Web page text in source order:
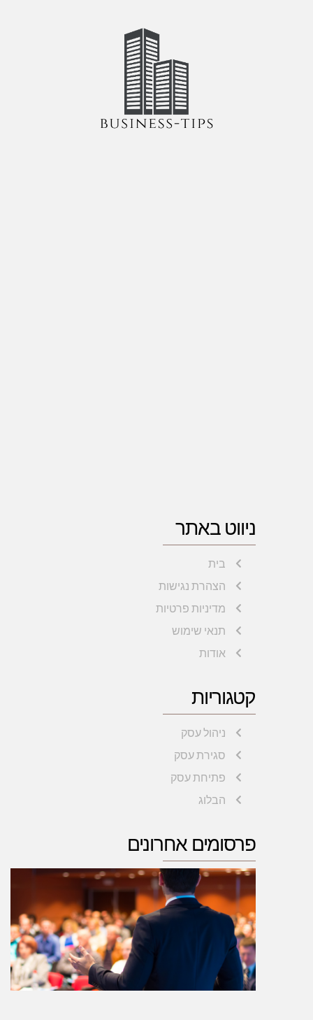
ניווט באתר
בית
הצהרת נגישות
מדיניות פרטיות
תנאי שימוש
אודות
קטגוריות
ניהול עסק
סגירת עסק
פתיחת עסק
הבלוג
פרסומים אחרונים